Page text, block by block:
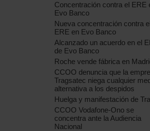
Concentración contra el ERE
Evo Banco
Nueva concentración contra el
ERE en Evo Banco
Alcanzado un acuerdo en el
de Evo Banco
Roche vende fábrica en
CCOO denuncia que la
Tragsatec niega cualquier
alternativa a los despidos
Huelga y manifestación de
CCOO Vodafone-Ono se
concentra ante la Audiencia
Nacional